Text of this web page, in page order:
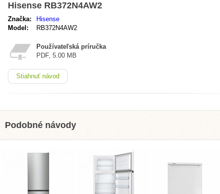
Hisense RB372N4AW2
Značka:
Hisense
Model:
RB372N4AW2
Používateľská príručka
PDF, 5.00 MB
Stiahnuť návod
Podobné návody